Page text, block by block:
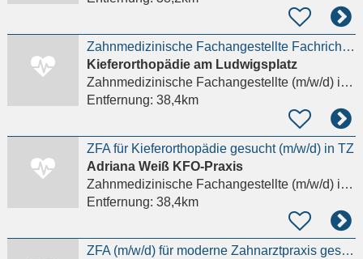
Zahnmedizinische Fachangestellte Fachrichtung Kieferorthopädie
Kieferorthopädie am Ludwigsplatz
Zahnmedizinische Fachangestellte (m/w/d)in Worms
Entfernung: 38,4km
ZFA für Kieferorthopädie gesucht (m/w/d) in TZ
Adriana Weiß KFO-Praxis
Zahnmedizinische Fachangestellte (m/w/d)in Frankfurt am Main
Entfernung: 38,4km
ZFA (m/w/d) für moderne Zahnarztpraxis gesucht